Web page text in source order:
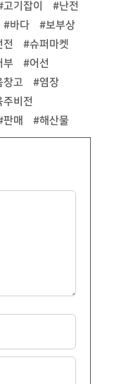
고기잡이
#난전
#바다
#보부상
전
#슈퍼마켓
부
#어선
창고
#염장
주비전
판매 #해산물